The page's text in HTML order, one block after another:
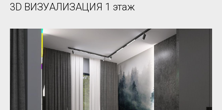
3D ВИЗУАЛИЗАЦИЯ 1 этаж